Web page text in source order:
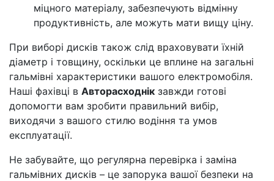
міцного матеріалу, забезпечують відмінну
продуктивність, але можуть мати вищу ціну.
При виборі дисків також слід враховувати їхній
діаметр і товщину, оскільки це вплине на загальні
гальмівні характеристики вашого електромобіля.
Наші фахівці в Авторасходнік завжди готові
допомогти вам зробити правильний вибір,
виходячи з вашого стилю водіння та умов
експлуатації.
Не забувайте, що регулярна перевірка і заміна
гальмівних дисків – це запорука вашої безпеки на